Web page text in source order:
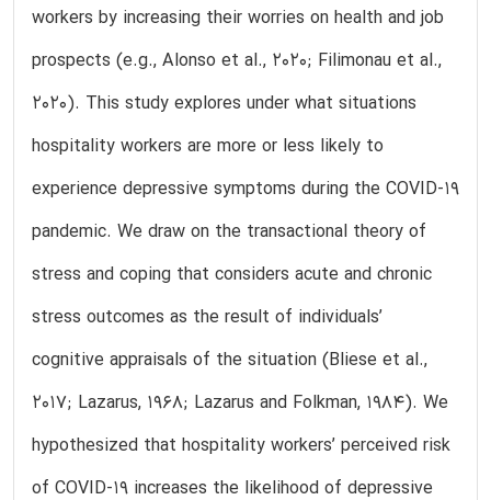
workers by increasing their worries on health and job
prospects (e.g., Alonso et al., 2020; Filimonau et al.,
2020). This study explores under what situations
hospitality workers are more or less likely to
experience depressive symptoms during the COVID-19
pandemic. We draw on the transactional theory of
stress and coping that considers acute and chronic
stress outcomes as the result of individuals’
cognitive appraisals of the situation (Bliese et al.,
2017; Lazarus, 1968; Lazarus and Folkman, 1984). We
hypothesized that hospitality workers’ perceived risk
of COVID-19 increases the likelihood of depressive